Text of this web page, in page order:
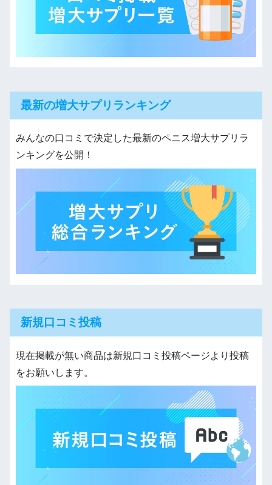
最新の増大サプリランキング
みんなの口コミで決定した最新のペニス増大サプリラ
ンキングを公開！
新規口コミ投稿
現在掲載が無い商品は新規口コミ投稿ページより投稿
をお願いします。